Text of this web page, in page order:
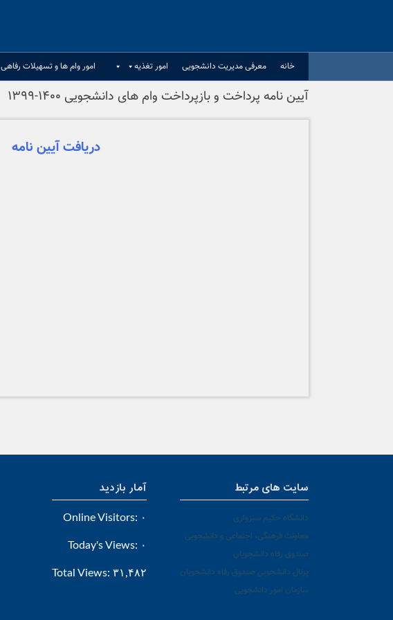
خانه معرفی مدیریت دانشجویی امور تغذیه امور وام ها و تسهیلات رفاهی
آیین نامه پرداخت و بازپرداخت وام های دانشجویی ۱۴۰۰-۱۳۹۹
دریافت آیین نامه
سایت های مرتبط
دانشگاه حکیم سبزواری
معاونت فرهنگی، اجتماعی و دانشجویی
صندوق رفاه دانشجویان
پرتال دانشجویی صندوق رفاه دانشجویان
سازمان امور دانشجویی
آمار بازدید
Online Visitors: ۰
Today's Views: ۰
Total Views: ۳۱,۴۸۲